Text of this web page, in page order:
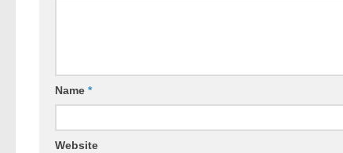
Name *
Website